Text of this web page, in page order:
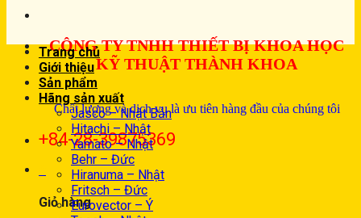
CÔNG TY TNHH THIẾT BỊ KHOA HỌC
KỸ THUẬT THÀNH KHOA
Chất lượng và dịch vụ là ưu tiên hàng đầu của chúng tôi
+84-28-39875369
Giỏ hàng
Trang chủ
Giới thiệu
Sản phẩm
Hãng sản xuất
Jasco – Nhật Bản
Hitachi – Nhật
Yamato – Nhật
Behr – Đức
Hiranuma – Nhật
Fritsch – Đức
Eurovector – Ý